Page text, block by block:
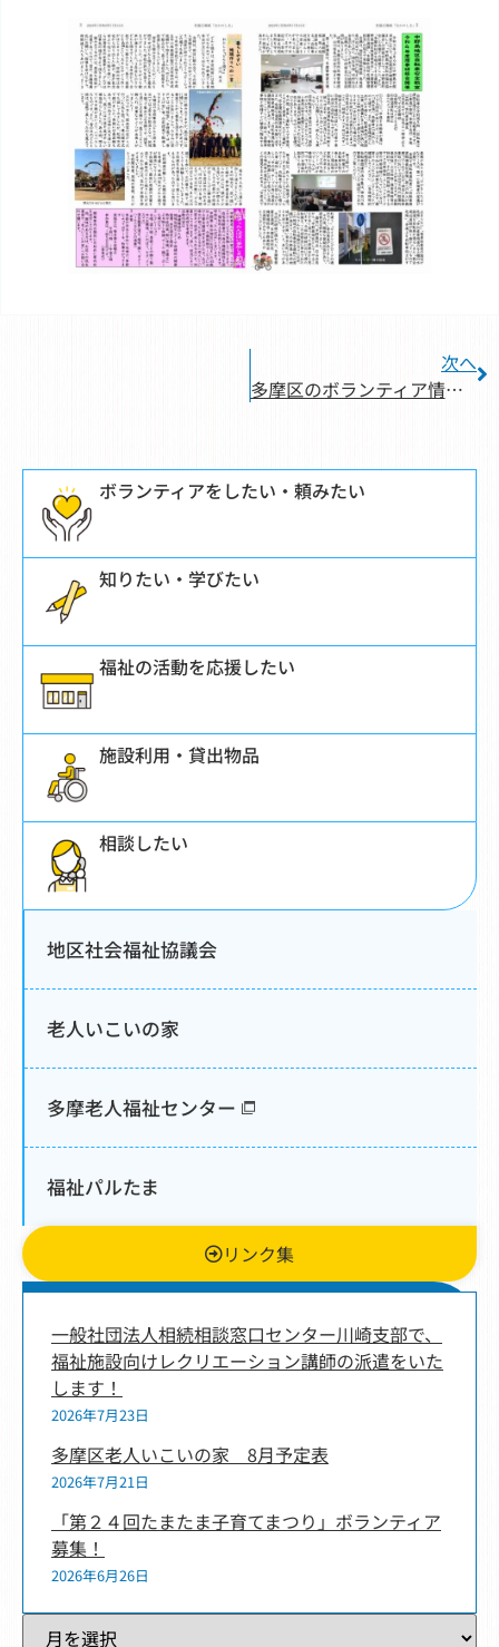
ボランティアをしたい・頼みたい
知りたい・学びたい
福祉の活動を応援したい
施設利用・貸出物品
相談したい
地区社会福祉協議会
老人いこいの家
多摩老人福祉センター
福祉パルたま
リンク集
新着情報
一般社団法人相続相談窓口センター川崎支部で、
福祉施設向けレクリエーション講師の派遣をいた
します！
2026年7月23日
多摩区老人いこいの家 8月予定表
2026年7月21日
「第２４回たまたま子育てまつり」ボランティア
募集！
2026年6月26日
過去記事一覧
次へ
多摩区のボランティア情報誌『たまぼら』第101号を発行しました